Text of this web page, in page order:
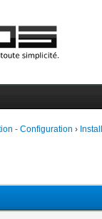
- Configuration ›